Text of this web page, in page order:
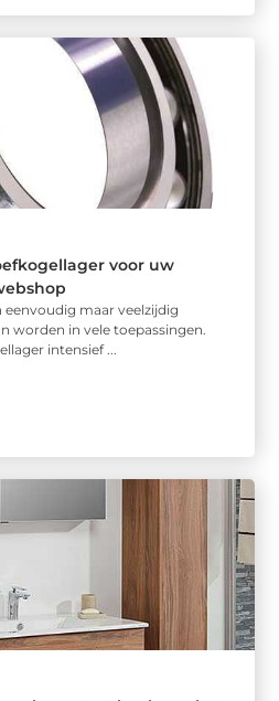
voor uw
eenvoudig maar veelzijdig
worden in vele toepassingen.
intensief ...